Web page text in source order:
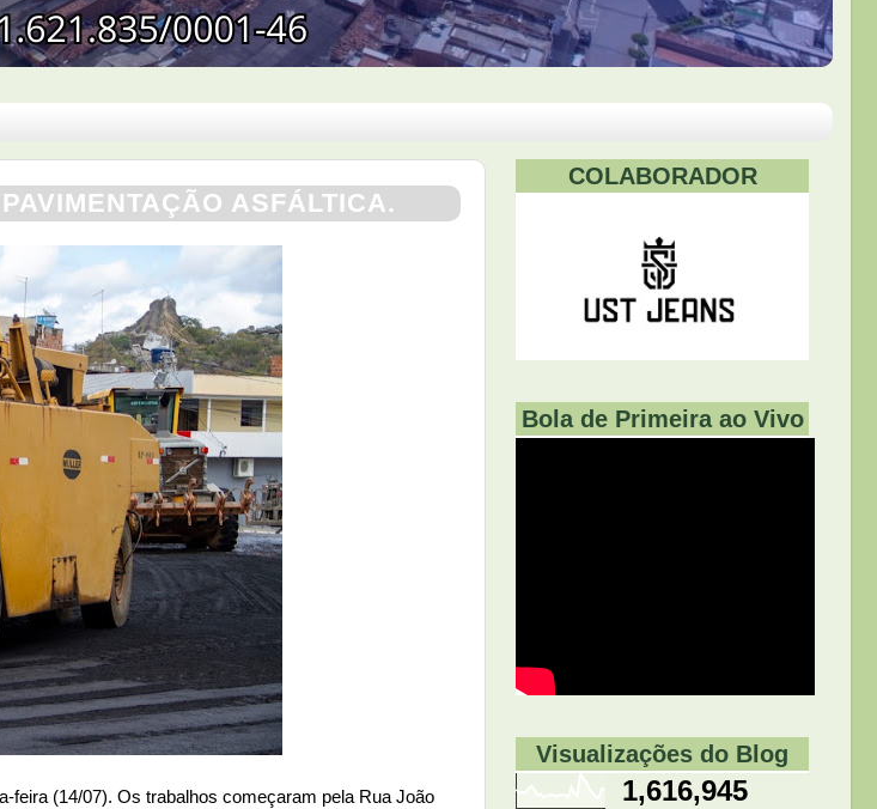
ASFÁLTICA.
feira (14/07). Os trabalhos começaram pela Rua João
COLABORADOR
Bola de Primeira ao Vivo
Visualizações do Blog
1,616,945